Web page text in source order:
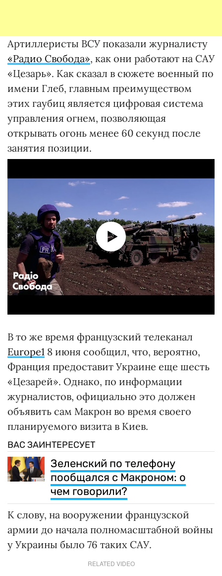
Артиллеристы ВСУ показали журналисту
«Радио Свобода», как они работают на САУ
«Цезарь». Как сказал в сюжете военный по
имени Глеб, главным преимуществом
этих гаубиц является цифровая система
управления огнем, позволяющая
открывать огонь менее 60 секунд после
занятия позиции.
В то же время французский телеканал
Europe1 8 июня сообщил, что, вероятно,
Франция предоставит Украине еще шесть
«Цезарей». Однако, по информации
журналистов, официально это должен
объявить сам Макрон во время своего
планируемого визита в Киев.
ВАС ЗАИНТЕРЕСУЕТ
Зеленский по телефону
пообщался с Макроном: о
чем говорили?
К слову, на вооружении французской
армии до начала полномасштабной войны
у Украины было 76 таких САУ.
RELATED VIDEO